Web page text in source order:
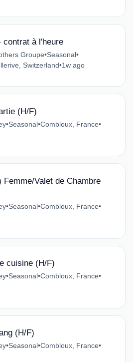
contrat à l'heure
Groupe•Seasonal•
Switzerland•1w ago
(H/F)
•Seasonal•Combloux, France•
Femme/Valet de Chambre
•Seasonal•Combloux, France•
cuisine (H/F)
•Seasonal•Combloux, France•
(H/F)
•Seasonal•Combloux, France•